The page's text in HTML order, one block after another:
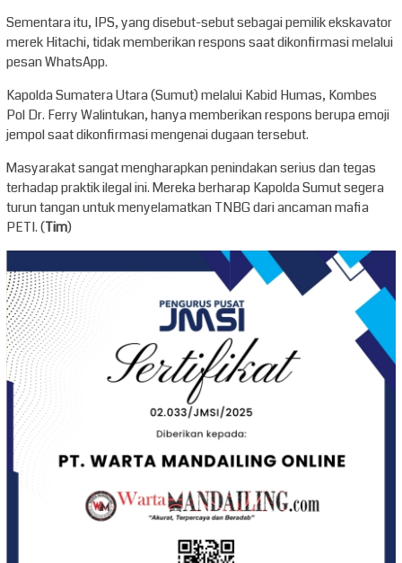
Sementara itu, IPS, yang disebut-sebut sebagai pemilik ekskavator
merek Hitachi, tidak memberikan respons saat dikonfirmasi melalui
pesan WhatsApp.
Kapolda Sumatera Utara (Sumut) melalui Kabid Humas, Kombes
Pol Dr. Ferry Walintukan, hanya memberikan respons berupa emoji
jempol saat dikonfirmasi mengenai dugaan tersebut.
Masyarakat sangat mengharapkan penindakan serius dan tegas
terhadap praktik ilegal ini. Mereka berharap Kapolda Sumut segera
turun tangan untuk menyelamatkan TNBG dari ancaman mafia
PETI. (Tim)